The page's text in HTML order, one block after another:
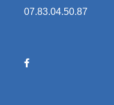
07.83.04.50.87